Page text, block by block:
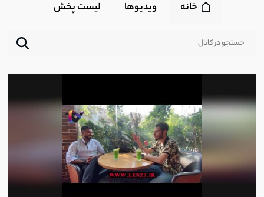
خانه ویدیوها لیست پخش‌